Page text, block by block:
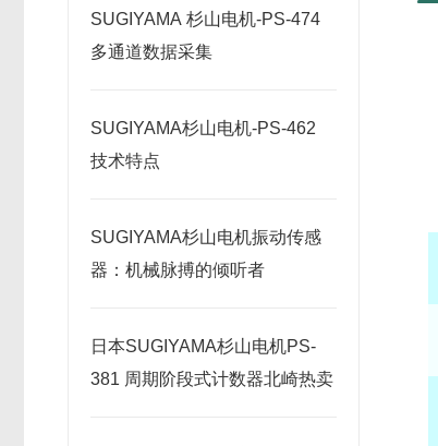
SUGIYAMA 杉山电机-PS-474
多通道数据采集
SUGIYAMA杉山电机-PS-462
技术特点
SUGIYAMA杉山电机振动传感
器：机械脉搏的倾听者
日本SUGIYAMA杉山电机PS-
381 周期阶段式计数器北崎热卖